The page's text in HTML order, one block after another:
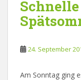
24. September
Am Sonntag ging